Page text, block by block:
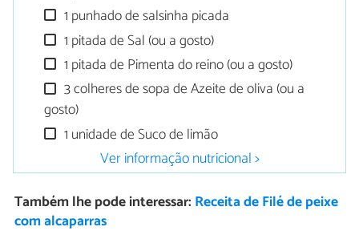
1 punhado de salsinha picada
1 pitada de Sal (ou a gosto)
1 pitada de Pimenta do reino (ou a gosto)
3 colheres de sopa de Azeite de oliva (ou a
gosto)
1 unidade de Suco de limão
Ver informação nutricional >
Também lhe pode interessar: Receita de Filé de peixe
com alcaparras